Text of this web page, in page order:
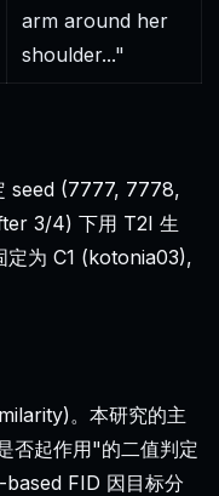
arm around her
shoulder..."
seed (7777, 7778,
3/4) 下用 T2I 生
定为 C1 (kotonia03),
。本研究的主
否起作用"的二值判定
FID 因目标分